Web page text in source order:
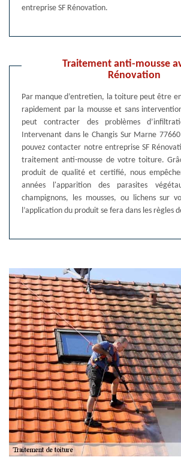
entreprise SF Rénovation.
Traitement anti-mousse
Rénovation
Par manque d’entretien, la toiture peut être
rapidement par la mousse et sans
peut contracter des problèmes
Intervenant dans le Changis Sur Marne
pouvez contacter notre entreprise SF
traitement anti-mousse de votre toiture.
produit de qualité et certifié, nous
années l'apparition des parasites
champignons, les mousses, ou lichens sur
l’application du produit se fera dans les règles